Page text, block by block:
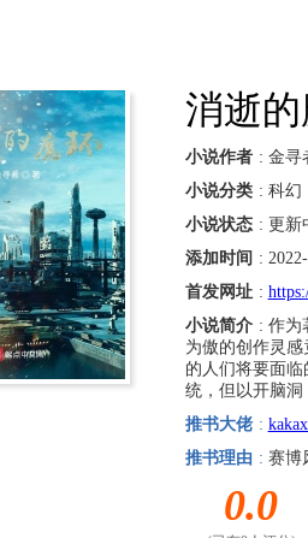
消逝
小说作者 : 金寻
小说分类 : 科幻
小说状态 : 更新
添加时间 :
首发网址 :
小说简介 : 作为
为傲的创作灵
的人们将要面
统，但以开脑洞
推书大佬 :
推书理由 : 赛博
0.0